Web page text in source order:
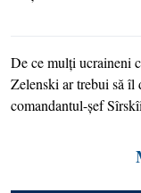
De ce mulţi ucraineni
Zelenski ar trebui să îl
comandantul-şef